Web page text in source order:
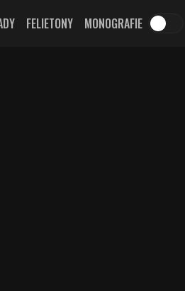
FELIETONY MONOGRAFIE